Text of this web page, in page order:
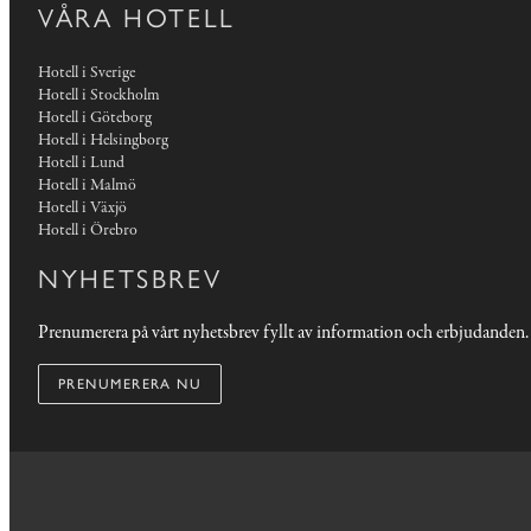
VÅRA HOTELL
Hotell i Sverige
Hotell i Stockholm
Hotell i Göteborg
Hotell i Helsingborg
Hotell i Lund
Hotell i Malmö
Hotell i Växjö
Hotell i Örebro
NYHETSBREV
Prenumerera på vårt nyhetsbrev fyllt av information och erbjudanden.
PRENUMERERA NU